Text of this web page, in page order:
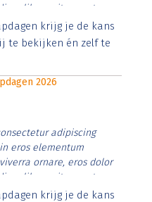
libero vitae erat.
id rutrum lorem
tristique posuere.
krijg je de kans
te bekijken én zelf te
2026
adipiscing
eros elementum
ornare, eros dolor
libero vitae erat.
id rutrum lorem
krijg je de kans